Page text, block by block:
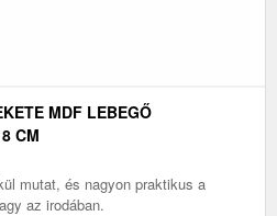
MDF LEBEGŐ
CM
mutat, és nagyon praktikus a
az irodában.